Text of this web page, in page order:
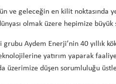
ve geleceğin en kilit noktasında
olmak üzere hepimize büyük
Aydem Enerji’nin 40 yıllık
yatırım yaparak
üzerimize düşen sorumluluğu